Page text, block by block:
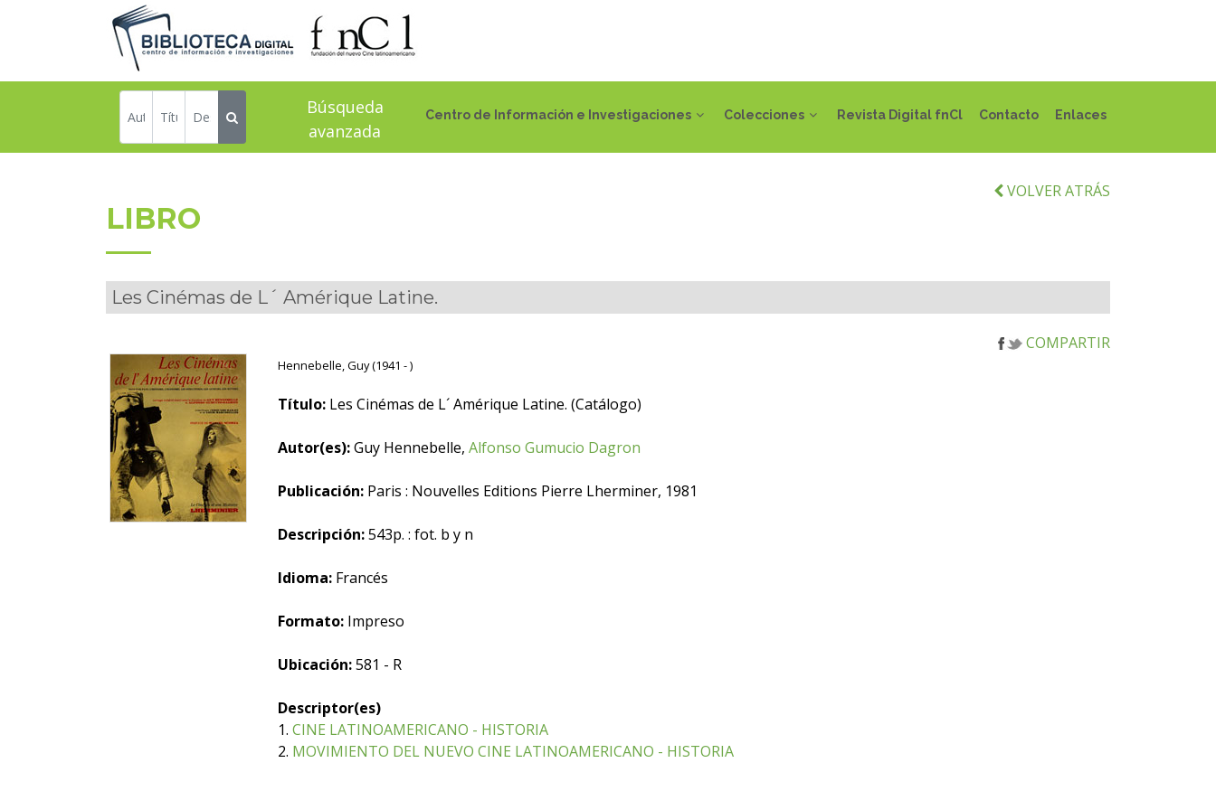
Centro de Información e Investigaciones Colecciones Revista Digital fnCl Contacto Enlaces
Búsqueda
avanzada
VOLVER ATRÁS
LIBRO
Les Cinémas de L´ Amérique Latine.
COMPARTIR
Hennebelle, Guy (1941 - )
Título: Les Cinémas de L´ Amérique Latine. (Catálogo)
Autor(es):Guy Hennebelle, Alfonso Gumucio Dagron
Publicación: Paris : Nouvelles Editions Pierre Lherminer, 1981
Descripción:543p. : fot. b y n
Idioma: Francés
Formato: Impreso
Ubicación:581 - R
Descriptor(es)
1. CINE LATINOAMERICANO - HISTORIA
2. MOVIMIENTO DEL NUEVO CINE LATINOAMERICANO - HISTORIA